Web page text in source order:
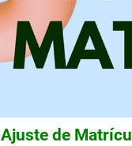
Ajuste de